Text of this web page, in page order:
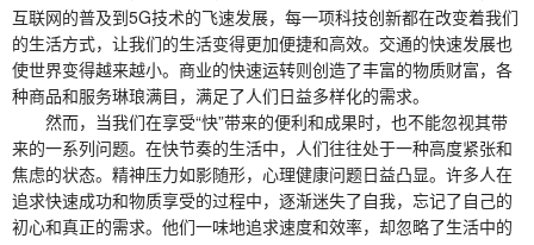
互联网的普及到5G技术的飞速发展，每一项科技创新都在改变着我们
的生活方式，让我们的生活变得更加便捷和高效。交通的快速发展也
使世界变得越来越小。商业的快速运转则创造了丰富的物质财富，各
种商品和服务琳琅满目，满足了人们日益多样化的需求。
然而，当我们在享受“快”带来的便利和成果时，也不能忽视其带
来的一系列问题。在快节奏的生活中，人们往往处于一种高度紧张和
焦虑的状态。精神压力如影随形，心理健康问题日益凸显。许多人在
追求快速成功和物质享受的过程中，逐渐迷失了自我，忘记了自己的
初心和真正的需求。他们一味地追求速度和效率，却忽略了生活中的